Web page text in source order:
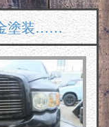
塗装……